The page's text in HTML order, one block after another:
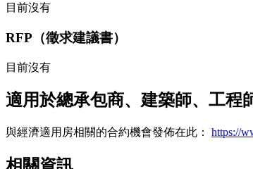
目前沒有
RFP（徵求建議書）
目前沒有
適用於總承包商、建築師、工程
與經濟適用房相關的合約機會發佈在此： https://